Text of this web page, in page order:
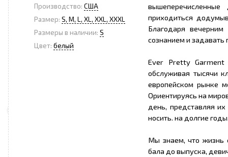
Производство: США
Размер: S, M, L, XL, XXL, XXXL
Размеры в наличии: S
Цвет: белый
приходиться
Благодаря
сознанием и
Ever Pretty
обслуживая тысячи
европейском рынке
Ориентируясь на
день, представляя
носить. на долгие
Мы знаем, что жизнь
бала до выпуска,